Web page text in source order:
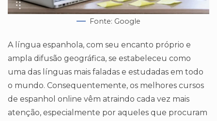
Fonte: Google
A língua espanhola, com seu encanto próprio e
ampla difusão geográfica, se estabeleceu como
uma das línguas mais faladas e estudadas em todo
o mundo. Consequentemente, os melhores cursos
de espanhol online vêm atraindo cada vez mais
atenção, especialmente por aqueles que procuram